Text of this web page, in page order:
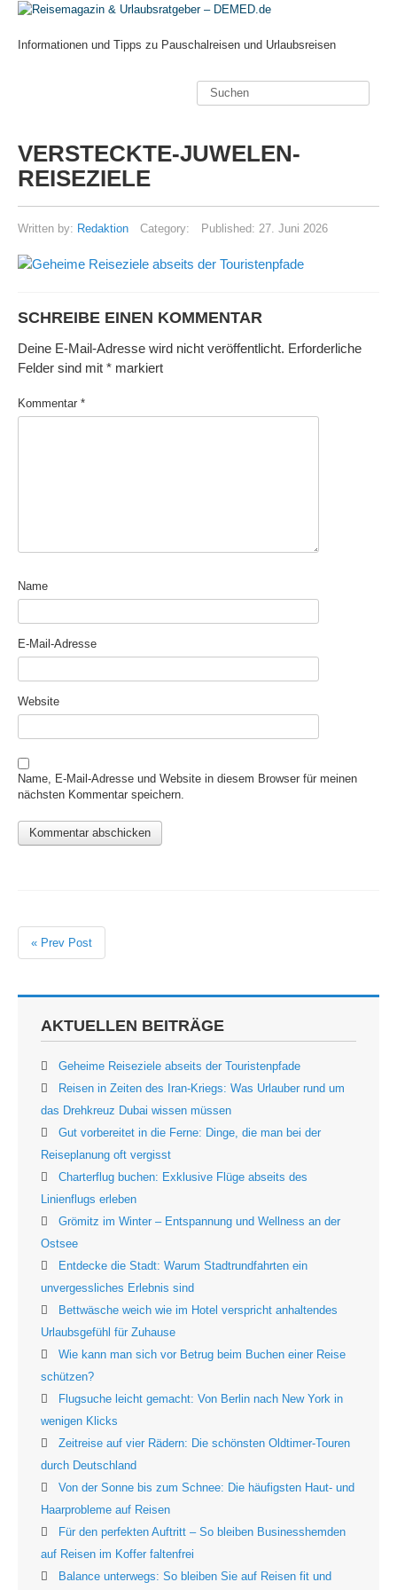
Informationen und Tipps zu Pauschalreisen und Urlaubsreisen
VERSTECKTE-JUWELEN-
REISEZIELE
Written by: Redaktion Category: Published: 27. Juni 2026
SCHREIBE EINEN KOMMENTAR
Deine E-Mail-Adresse wird nicht veröffentlicht. Erforderliche
Felder sind mit * markiert
Kommentar *
Name
E-Mail-Adresse
Website
Name, E-Mail-Adresse und Website in diesem Browser für meinen
nächsten Kommentar speichern.
« Prev Post
AKTUELLEN BEITRÄGE
Geheime Reiseziele abseits der Touristenpfade
Reisen in Zeiten des Iran-Kriegs: Was Urlauber rund um
das Drehkreuz Dubai wissen müssen
Gut vorbereitet in die Ferne: Dinge, die man bei der
Reiseplanung oft vergisst
Charterflug buchen: Exklusive Flüge abseits des
Linienflugs erleben
Grömitz im Winter – Entspannung und Wellness an der
Ostsee
Entdecke die Stadt: Warum Stadtrundfahrten ein
unvergessliches Erlebnis sind
Bettwäsche weich wie im Hotel verspricht anhaltendes
Urlaubsgefühl für Zuhause
Wie kann man sich vor Betrug beim Buchen einer Reise
schützen?
Flugsuche leicht gemacht: Von Berlin nach New York in
wenigen Klicks
Zeitreise auf vier Rädern: Die schönsten Oldtimer-Touren
durch Deutschland
Von der Sonne bis zum Schnee: Die häufigsten Haut- und
Haarprobleme auf Reisen
Für den perfekten Auftritt – So bleiben Businesshemden
auf Reisen im Koffer faltenfrei
Balance unterwegs: So bleiben Sie auf Reisen fit und